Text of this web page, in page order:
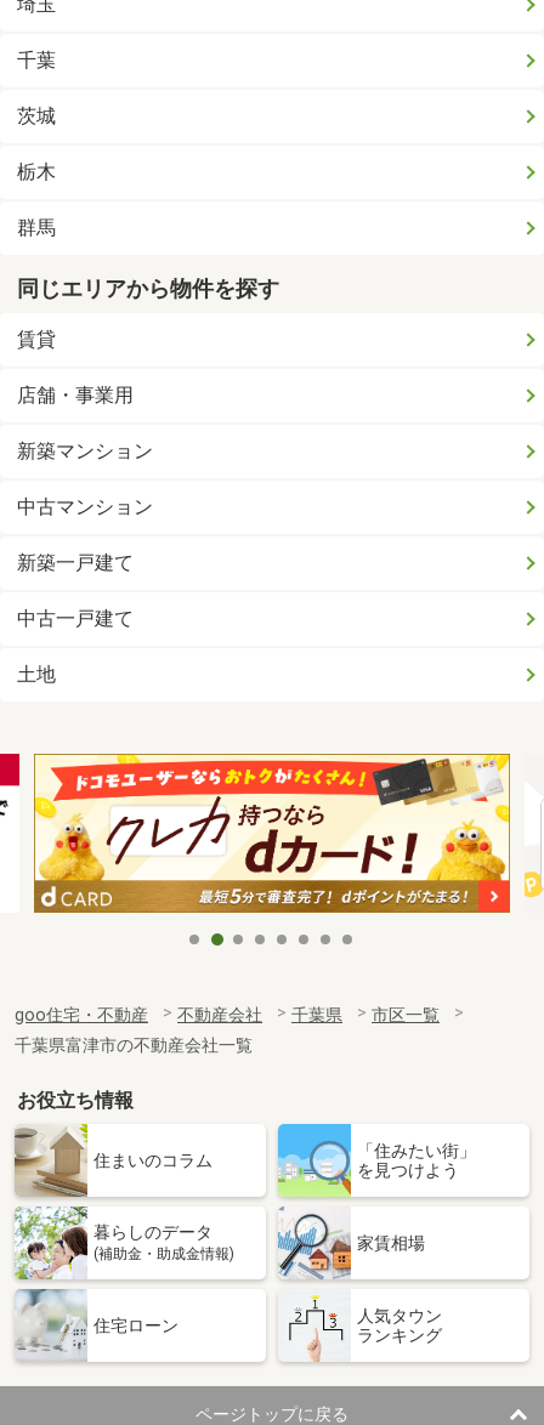
千葉
茨城
栃木
群馬
同じエリアから物件を探す
賃貸
店舗・事業用
新築マンション
中古マンション
新築一戸建て
中古一戸建て
土地
goo住宅・不動産 不動産会社 千葉県
市区一覧
千葉県富津市の不動産会社一覧
お役立ち情報
住まいのコラム
「住みたい街」
を見つけよう
暮らしのデータ
(補助金・助成金情報)
家賃相場
住宅ローン
人気タウン
ランキング
ページトップに戻る